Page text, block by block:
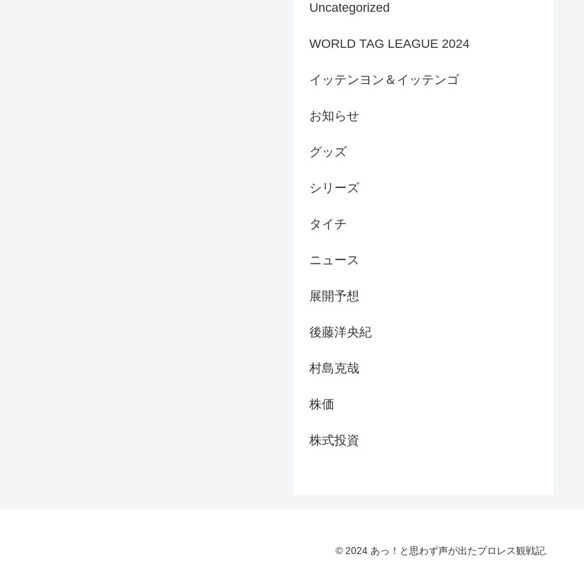
Uncategorized
WORLD TAG LEAGUE 2024
イッテンヨン＆イッテンゴ
お知らせ
グッズ
シリーズ
タイチ
ニュース
展開予想
後藤洋央紀
村島克哉
株価
株式投資
© 2024 あっ！と思わず声が出たプロレス観戦記.